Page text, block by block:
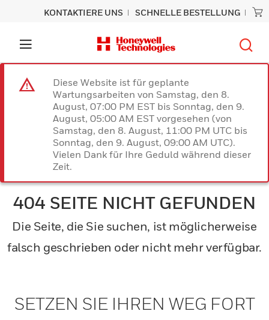
KONTAKTIERE UNS SCHNELLE BESTELLUNG
Diese Website ist für geplante
Wartungsarbeiten von Samstag, den 8.
August, 07:00 PM EST bis Sonntag, den 9.
August, 05:00 AM EST vorgesehen (von
Samstag, den 8. August, 11:00 PM UTC bis
Sonntag, den 9. August, 09:00 AM UTC).
Vielen Dank für Ihre Geduld während dieser
Zeit.
404 SEITE NICHT GEFUNDEN
Die Seite, die Sie suchen, ist möglicherweise
falsch geschrieben oder nicht mehr verfügbar.
SETZEN SIE IHREN WEG FORT